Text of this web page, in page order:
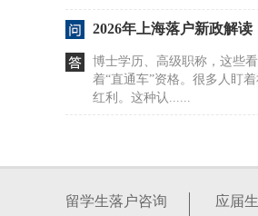
2026年上海落户新政解
博士学历、高级职称，这些
着“直通车”资格。很多人盯
红利。这种认......
以为在上海买了房就能顺理
保缴纳的漫长......
留学生落户咨询 应届